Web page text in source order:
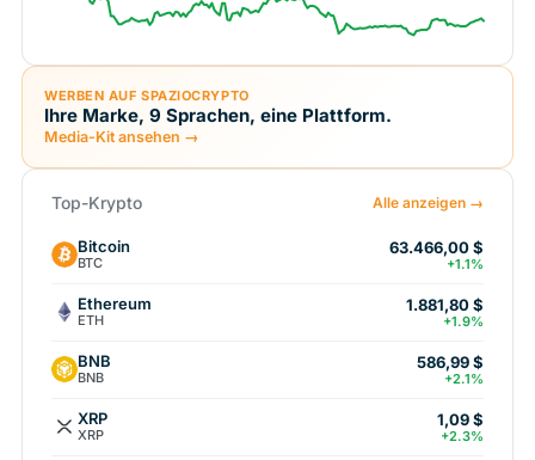
WERBEN AUF SPAZIOCRYPTO
Ihre Marke, 9 Sprachen, eine Plattform.
Media-Kit ansehen →
Top-Krypto Alle anzeigen →
Bitcoin
BTC
63.466,00 $
+1.1%
Ethereum
ETH
1.881,80 $
+1.9%
BNB
BNB
586,99 $
+2.1%
XRP
XRP
1,09 $
+2.3%